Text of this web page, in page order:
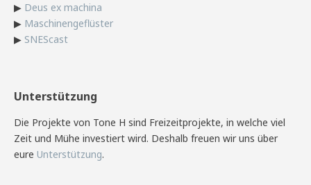
▶ Deus ex machina
▶ Maschinengeflüster
▶ SNEScast
Unterstützung
Die Projekte von Tone H sind Freizeitprojekte, in welche viel
Zeit und Mühe investiert wird. Deshalb freuen wir uns über
eure Unterstützung.